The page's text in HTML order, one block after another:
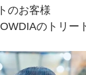
のお客様
のトリー